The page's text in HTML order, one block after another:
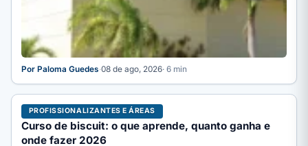
Por Paloma Guedes·08 de ago, 2026· 6 min
PROFISSIONALIZANTES E ÁREAS
Curso de biscuit: o que aprende, quanto ganha e
onde fazer 2026